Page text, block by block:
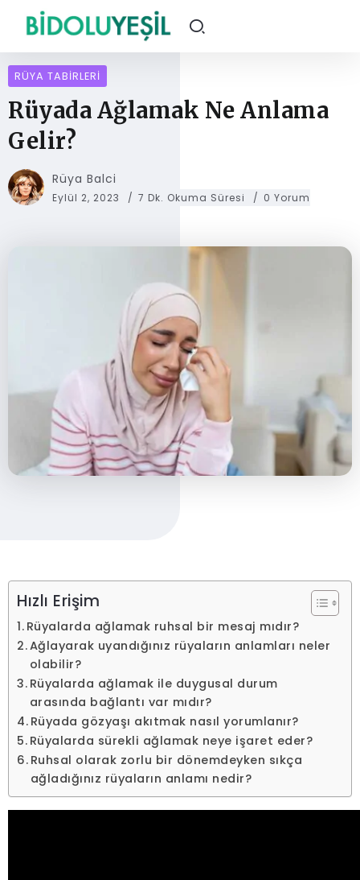
RÜYA TABIRLERI
Rüyada Ağlamak Ne Anlama
Gelir?
Rüya Balci
Eylül 2, 2023 7 Dk. Okuma Süresi 0 Yorum
Hızlı Erişim
Rüyalarda ağlamak ruhsal bir mesaj mıdır?
Ağlayarak uyandığınız rüyaların anlamları neler
olabilir?
Rüyalarda ağlamak ile duygusal durum
arasında bağlantı var mıdır?
Rüyada gözyaşı akıtmak nasıl yorumlanır?
Rüyalarda sürekli ağlamak neye işaret eder?
Ruhsal olarak zorlu bir dönemdeyken sıkça
ağladığınız rüyaların anlamı nedir?